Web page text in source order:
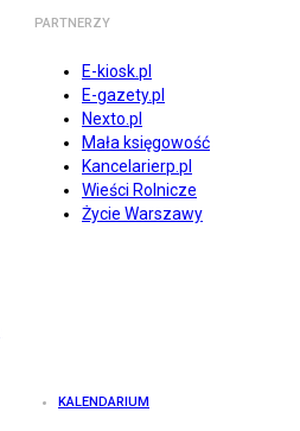
PARTNERZY
E-kiosk.pl
E-gazety.pl
Nexto.pl
Mała księgowość
Kancelarierp.pl
Wieści Rolnicze
Życie Warszawy
KALENDARIUM